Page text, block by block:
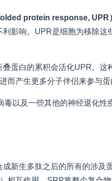
protein response, UPR
影响。UPR是细胞为移除
叠蛋白的累积会活化UPR。
而产生更多分子伴侣来参与
毒以及一些其他的神经退化
新生多肽之后的所有的涉及